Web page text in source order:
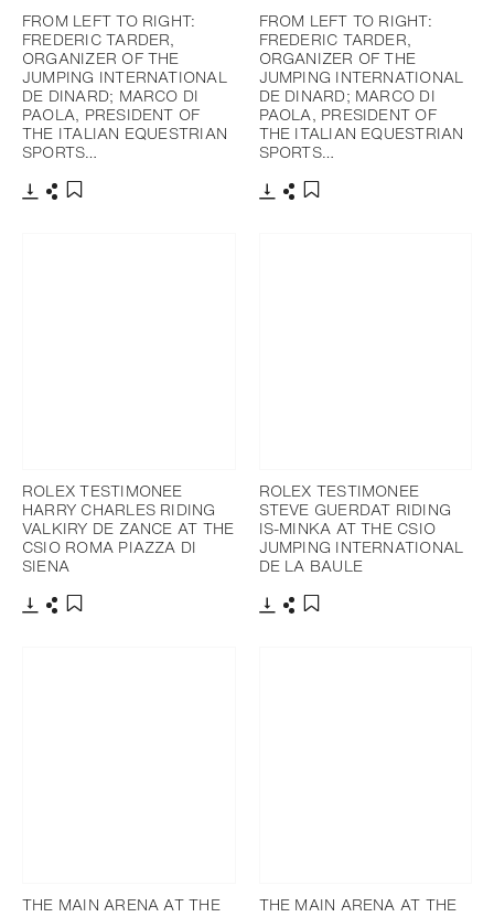
FROM LEFT TO RIGHT:
FREDERIC TARDER,
ORGANIZER OF THE
JUMPING INTERNATIONAL
DE DINARD; MARCO DI
PAOLA, PRESIDENT OF
THE ITALIAN EQUESTRIAN
SPORTS…
FROM LEFT TO RIGHT:
FREDERIC TARDER,
ORGANIZER OF THE
JUMPING INTERNATIONAL
DE DINARD; MARCO DI
PAOLA, PRESIDENT OF
THE ITALIAN EQUESTRIAN
SPORTS…
ROLEX TESTIMONEE
HARRY CHARLES RIDING
VALKIRY DE ZANCE AT THE
CSIO ROMA PIAZZA DI
SIENA
ROLEX TESTIMONEE
STEVE GUERDAT RIDING
IS-MINKA AT THE CSIO
JUMPING INTERNATIONAL
DE LA BAULE
THE MAIN ARENA AT THE
THE MAIN ARENA AT THE